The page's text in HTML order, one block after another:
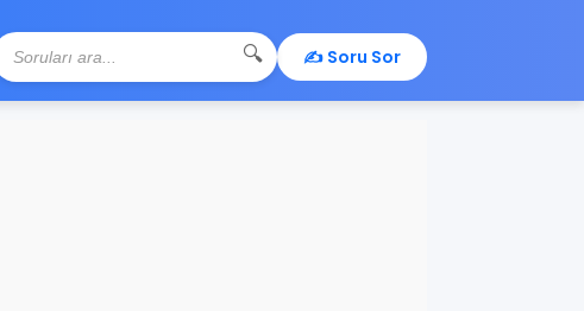
🔍 ✍️ Soru Sor